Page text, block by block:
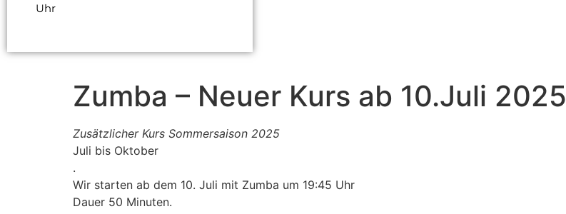
Uhr
Zumba – Neuer Kurs ab 10.Juli 2025
Zusätzlicher Kurs Sommersaison 2025
Juli bis Oktober
.
Wir starten ab dem 10. Juli mit Zumba um 19:45 Uhr
Dauer 50 Minuten.